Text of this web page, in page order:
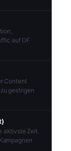
auf OF
Content
gestrigen
aktivste Zeit.